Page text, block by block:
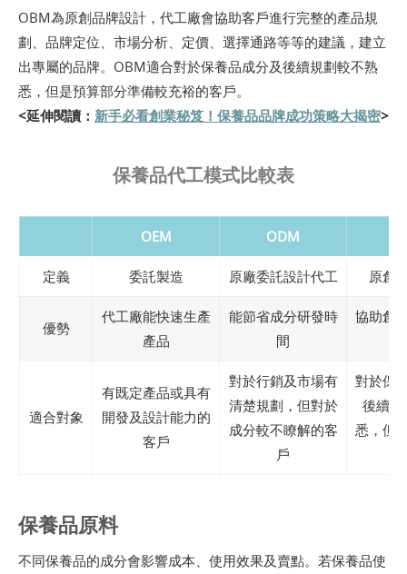
OBM為原創品牌設計，代工廠會協助客戶進行完整的產品規
劃、品牌定位、市場分析、定價、選擇通路等等的建議，建立
出專屬的品牌。OBM適合對於保養品成分及後續規劃較不熟
悉，但是預算部分準備較充裕的客戶。
<延伸閱讀： 新手必看創業秘笈！保養品品牌成功策略大揭密>
保養品代工模式比較表
OEM ODM
定義 委託製造 原廠委託設計代工 原創
優勢
代工廠能快速生產
產品
能節省成分研發時
間
協助創
適合對象
有既定產品或具有
開發及設計能力的
客戶
對於行銷及市場有
清楚規劃，但對於
成分較不瞭解的客
戶
對於保
後續規
悉，但
保養品原料
不同保養品的成分會影響成本、使用效果及賣點。若保養品使